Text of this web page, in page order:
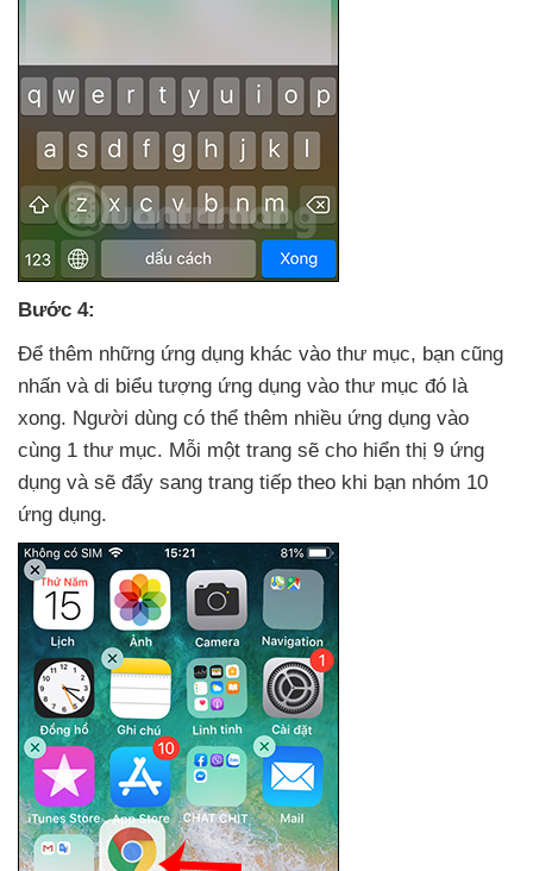
Bước 4:
Để thêm những ứng dụng khác vào thư mục, bạn cũng
nhấn và di biểu tượng ứng dụng vào thư mục đó là
xong. Người dùng có thể thêm nhiều ứng dụng vào
cùng 1 thư mục. Mỗi một trang sẽ cho hiển thị 9 ứng
dụng và sẽ đẩy sang trang tiếp theo khi bạn nhóm 10
ứng dụng.